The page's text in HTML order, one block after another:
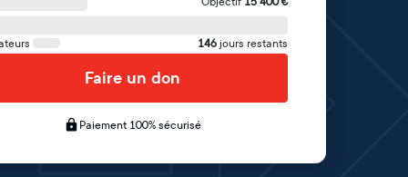
146 jours restants
Faire un don
Paiement 100% sécurisé